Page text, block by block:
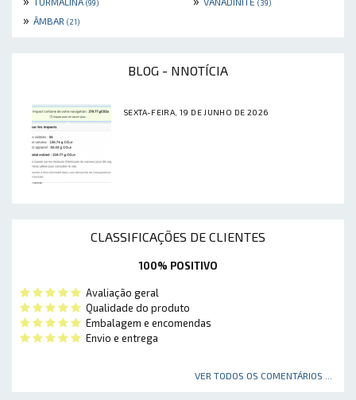
(99) (39)
» ÂMBAR (21)
BLOG - NNOTÍCIA
SEXTA-FEIRA, 19 DE JUNHO DE 2026
CLASSIFICAÇÕES DE CLIENTES
100% POSITIVO
Avaliação geral
Qualidade do produto
Embalagem e encomendas
Envio e entrega
VER TODOS OS COMENTÁRIOS ...